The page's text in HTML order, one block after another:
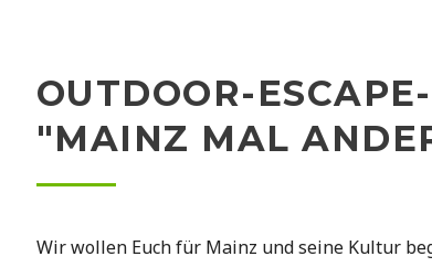
OUTDOOR-
"MAINZ MAL
Wir wollen Euch für Mainz und seine Kultur